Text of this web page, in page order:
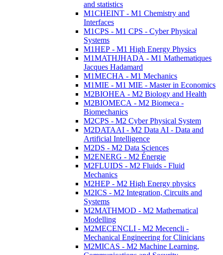
and statistics
M1CHEINT - M1 Chemistry and
Interfaces
M1CPS - M1 CPS - Cyber Physical
Systems
M1HEP - M1 High Energy Physics
M1MATHJHADA - M1 Mathematiques
Jacques Hadamard
M1MECHA - M1 Mechanics
M1MIE - M1 MIE - Master in Economics
M2BIOHEA - M2 Biology and Health
M2BIOMECA - M2 Biomeca -
Biomechanics
M2CPS - M2 Cyber Physical System
M2DATAAI - M2 Data AI - Data and
Artificial Intelligence
M2DS - M2 Data Sciences
M2ENERG - M2 Énergie
M2FLUIDS - M2 Fluids - Fluid
Mechanics
M2HEP - M2 High Energy physics
M2ICS - M2 Integration, Circuits and
Systems
M2MATHMOD - M2 Mathematical
Modelling
M2MECENCLI - M2 Mecencli -
Mechanical Engineering for Clinicians
M2MICAS - M2 Machine Learning,